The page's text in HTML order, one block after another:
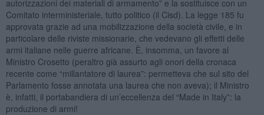
autorizzazioni dei materiali di armamento” e la sostituisce con un
Comitato interministeriale, tutto politico (il Cisd). La legge 185 fu
approvata grazie ad una mobilizzazione della società civile, e in
particolare delle riviste missionarie, che vedevano gli effetti delle
armi italiane nelle guerre africane. È, insomma, un favore al
Ministro Crosetto (peraltro già assurto agli onori della cronaca
recente come “millantatore di laurea”: permetteva che sul sito del
Parlamento fosse annotata una laurea che non aveva); il Ministro
è, infatti, il portabandiera di un’eccellenza del “Made in Italy”: la
produzione di armi!